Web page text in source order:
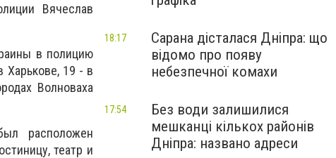
Вячеслав
в полицию
Харькове, 19 - в
Волноваха
расположен
театр и
Сарана дісталася Дніпра: що
відомо про появу
небезпечної комахи
18:17
Без води залишилися
мешканці кількох районів
Дніпра: названо адреси
17:54